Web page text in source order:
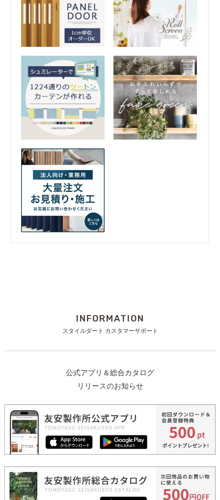
INFORMATION
スタイルダート カスタマーサポート
公式アプリ＆総合カタログ
リリースのお知らせ